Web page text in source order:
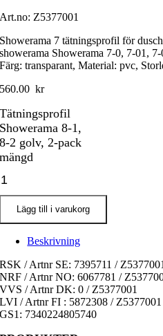
Art.no: Z5377001
Showerama 7 tätningsprofil för
showerama Showerama 7-0, 7-01,
Färg: transparant, Material: pvc,
560.00 kr
Tätningsprofil
Showerama 8-1,
8-2 golv, 2-pack
mängd
Lägg till i varukorg
Beskrivning
RSK / Artnr SE: 7395711 / Z5377001
NRF / Artnr NO: 6067781 /
VVS / Artnr DK: 0 / Z5377001
LVI / Artnr FI : 5872308 / Z5377001
GS1: 7340224805740